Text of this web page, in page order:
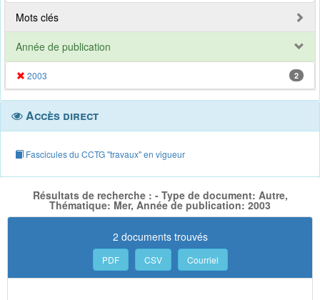
Mots clés
Année de publication
2003 2
Accès direct
Fascicules du CCTG "travaux" en vigueur
Résultats de recherche : - Type de document: Autre,
Thématique: Mer, Année de publication: 2003
2 documents trouvés
PDF CSV Courriel